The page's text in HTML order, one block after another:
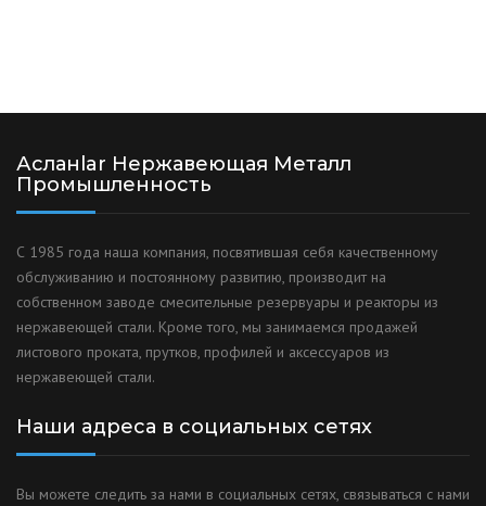
Асланlar Нержавеющая Металл
Промышленность
С 1985 года наша компания, посвятившая себя качественному
обслуживанию и постоянному развитию, производит на
собственном заводе смесительные резервуары и реакторы из
нержавеющей стали. Кроме того, мы занимаемся продажей
листового проката, прутков, профилей и аксессуаров из
нержавеющей стали.
Наши адреса в социальных сетях
Вы можете следить за нами в социальных сетях, связываться с нами